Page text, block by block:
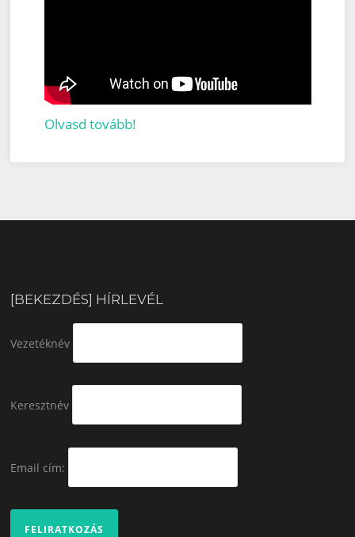
Olvasd tovább!
[BEKEZDÉS] HÍRLEVÉL
Vezetéknév
Keresztnév
Email cím: